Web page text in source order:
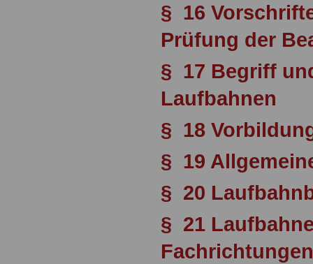
§ 16
Prüfung der
§ 17 Begriff
Laufbahnen
§ 18
§ 19
§ 20
§ 21
Fachrichtungen